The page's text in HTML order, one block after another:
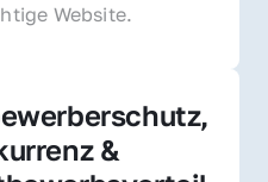
Website.
&